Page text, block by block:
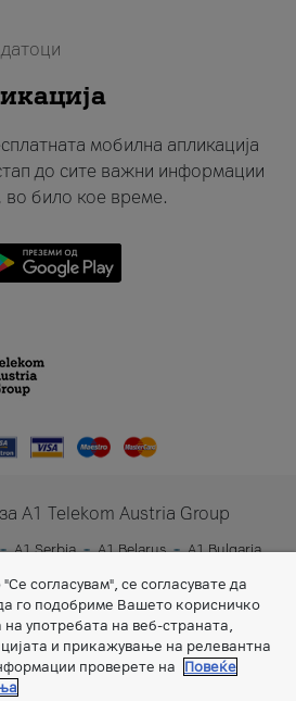
мобилна апликација
до сите важни информации
во било кое време.
A1 Telekom Austria Group
A1 Serbia A1 Belarus
A1 Bulgaria
A1 Digital
согласувам", се согласувате да
го подобриме Вашето корисничко
на употребата на веб-страната,
и прикажување на релевантна
проверете на
Повеќе